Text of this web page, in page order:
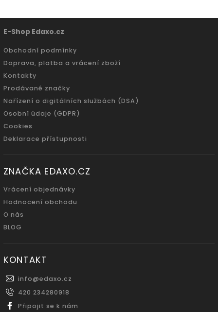
E-Shop Edaxo.cz
Obchodní podmínky
Doprava, platba a vrácení zboží
Kontakty
Prodávané značky
Nařízení o digitálních službách (DSA)
Osobní údaje (GDPR)
Cookies
Deklarace přístupnosti
ZNAČKA EDAXO.CZ
Vrácení objednávky
Hodnocení obchodu
O nás
BLOG
KONTAKT
info@edaxo.cz
420 234280918
Připojit se k nám